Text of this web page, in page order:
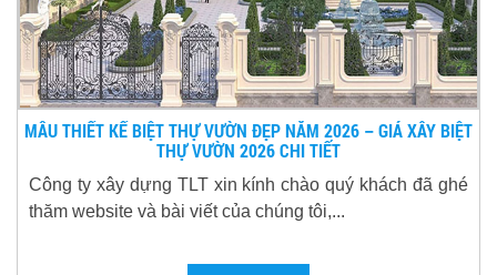
MẪU THIẾT KẾ BIỆT THỰ VƯỜN ĐẸP NĂM 2026 – GIÁ XÂY BIỆT
THỰ VƯỜN 2026 CHI TIẾT
Công ty xây dựng TLT xin kính chào quý khách đã ghé
thăm website và bài viết của chúng tôi,...